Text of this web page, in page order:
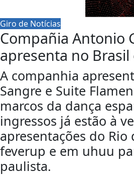
Giro de Notícias
Compañia Antonio
apresenta no
A companhia
Sangre e Suite
marcos da dança
ingressos já estão à
apresentações do Rio
feverup e em uhuu
paulista.